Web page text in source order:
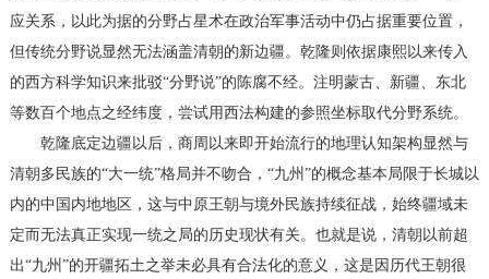
应关系，以此为据的分野占星术在政治军事活动中仍占据重要位置，
但传统分野说显然无法涵盖清朝的新边疆。乾隆则依据康熙以来传入
的西方科学知识来批驳“分野说”的陈腐不经。注明蒙古、新疆、东北
等数百个地点之经纬度，尝试用西法构建的参照坐标取代分野系统。
乾隆底定边疆以后，商周以来即开始流行的地理认知架构显然与
清朝多民族的“大一统”格局并不吻合，“九州”的概念基本局限于长城以
内的中国内地地区，这与中原王朝与境外民族持续征战，始终疆域未
定而无法真正实现一统之局的历史现状有关。也就是说，清朝以前超
出“九州”的开疆拓土之举未必具有合法化的意义，这是因历代王朝很